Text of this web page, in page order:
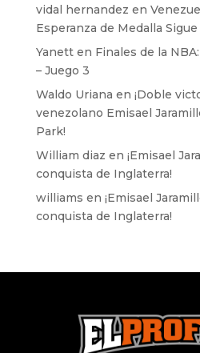
vidal hernandez en
Esperanza de Medalla Sigue
Yanetten Finales de la
– Juego 3
Waldo Uriana en ¡Doble
venezolano Emisael
Park!
William diaz en ¡Emisael
conquista de Inglaterra!
williams en ¡Emisael
conquista de Inglaterra!